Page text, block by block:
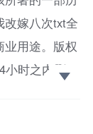
改嫁八次txt全
用途。版权
小时之内删
，竟重生回